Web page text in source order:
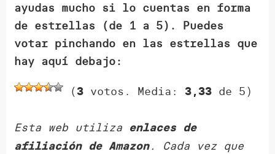
ayudas mucho si lo cuentas en forma
de estrellas (de 1 a 5). Puedes
votar pinchando en las estrellas que
hay aquí debajo:
(3 votos. Media:3,33 de 5)
Esta web utiliza enlaces de
afiliación de Amazon. Cada vez que